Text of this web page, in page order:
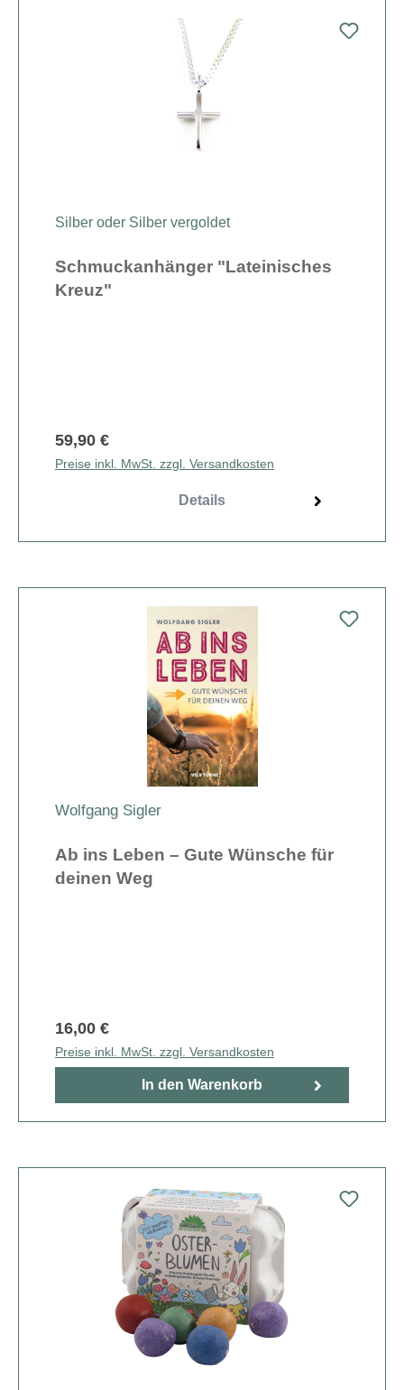
Silber oder Silber vergoldet
Schmuckanhänger "Lateinisches
Kreuz"
59,90 €
Preise inkl. MwSt. zzgl. Versandkosten
Details
Wolfgang Sigler
Ab ins Leben – Gute Wünsche für
deinen Weg
16,00 €
Preise inkl. MwSt. zzgl. Versandkosten
In den Warenkorb